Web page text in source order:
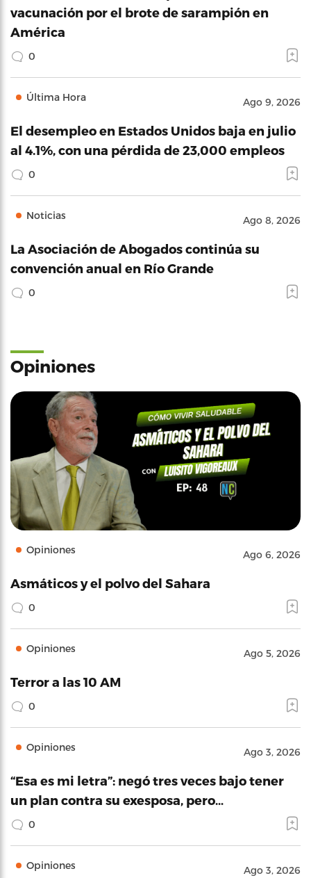
vacunación por el brote de sarampión en
América
0
Última Hora Ago 9, 2026
El desempleo en Estados Unidos baja en julio
al 4.1%, con una pérdida de 23,000 empleos
0
Noticias Ago 8, 2026
La Asociación de Abogados continúa su
convención anual en Río Grande
0
Opiniones
Opiniones Ago 6, 2026
Asmáticos y el polvo del Sahara
0
Opiniones Ago 5, 2026
Terror a las 10 AM
0
Opiniones Ago 3, 2026
“Esa es mi letra”: negó tres veces bajo tener
un plan contra su exesposa, pero…
0
Opiniones Ago 3, 2026